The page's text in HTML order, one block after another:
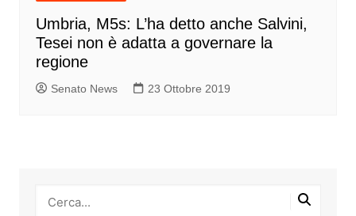
Umbria, M5s: L’ha detto anche Salvini,
Tesei non è adatta a governare la
regione
Senato News 23 Ottobre 2019